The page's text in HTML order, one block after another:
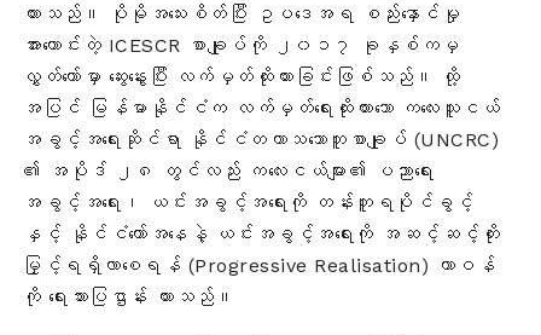
ထားသည်။ ပိုမိုအသေးစိတ်ပြီး ဥပဒေအရ စည်းနှောင်မှု
အားကောင်းတဲ့ ICESCR စာချုပ်ကို ၂၀၁၇ ခုနှစ်ကမှ
လွှတ်တော်မှာ ဆွေးနွေးပြီး လက်မှတ်ထိုးထားခြင်းဖြစ်သည်။ ထို့
အပြင် မြန်မာနိုင်ငံက လက်မှတ်ရေးထိုးထားသော ကလေးသူငယ်
အခွင့်အရေးဆိုင်ရာ နိုင်ငံတကာသဘောတူစာချုပ် (UNCRC)
၏ အပိုဒ် ၂၈ တွင်လည်း ကလေးငယ်များ၏ ပညာရေး
အခွင့်အရေး၊ ယင်းအခွင့်အရေးကို တန်းတူရပိုင်ခွင့်
နှင့် နိုင်ငံတော်အနေနဲ့ ယင်းအခွင့်အရေးကို အဆင့်ဆင့်တိုး
မြှင့်ရရှိလာစေရန် (Progressive Realisation) တာဝန်
ကို ရေးသားပြဌာန်း ထားသည် ။